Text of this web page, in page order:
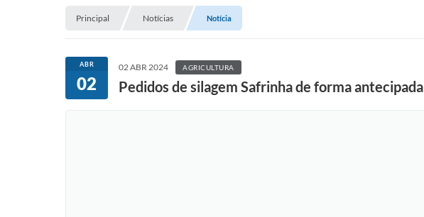
Principal Notícias Notícia
ABR
02
02 ABR 2024 AGRICULTURA
Pedidos de silagem Safrinha de forma antecipada